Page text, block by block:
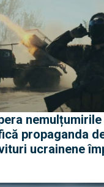
propaganda
ucrainene